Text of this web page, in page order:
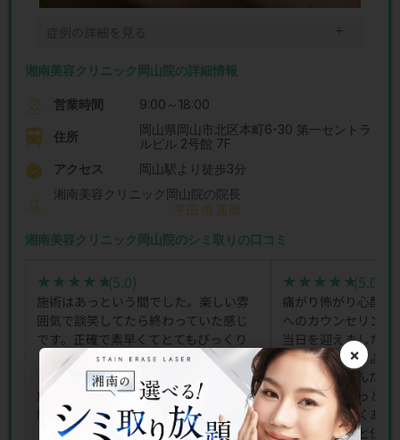
＋
湘南美容クリニック岡山院の詳細情報
営業時間 9:00～18:00
住所
岡山県岡山市北区本町6-30 第一セントラ
ルビル 2号館 7F
アクセス
岡山駅より徒歩3分
湘南美容クリニック岡山院の院長
平田 侑 医師
湘南美容クリニック岡山院のシミ取りの口コミ
★★★★★
★★★★★(5.0)
施術はあっという間でした。楽しい雰
囲気で談笑してたら終わっていた感じ
です。正確で素早くてとてもびっくり
しました。看護師さんが楽な体位を取
らせてくれたので苦痛もなく安心して
施術ができました。施術後も問題なく
経過しています。
★★★★★
★★★★★(5.0)
痛がり怖がり心配
へのカウンセリング
当日を迎えました
すが結果やってよか
に怖がってたんだ
酔がきいてあっとい
た。痛みも全くあ
には安心してと伝え
×